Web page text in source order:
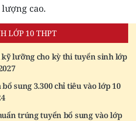
Bộ và Tây
cao.
LỚP 10 THPT
kỹ lưỡng cho kỳ thi tuyển sinh lớp
sung 3.300 chỉ tiêu vào lớp 10
trúng tuyển bổ sung vào lớp